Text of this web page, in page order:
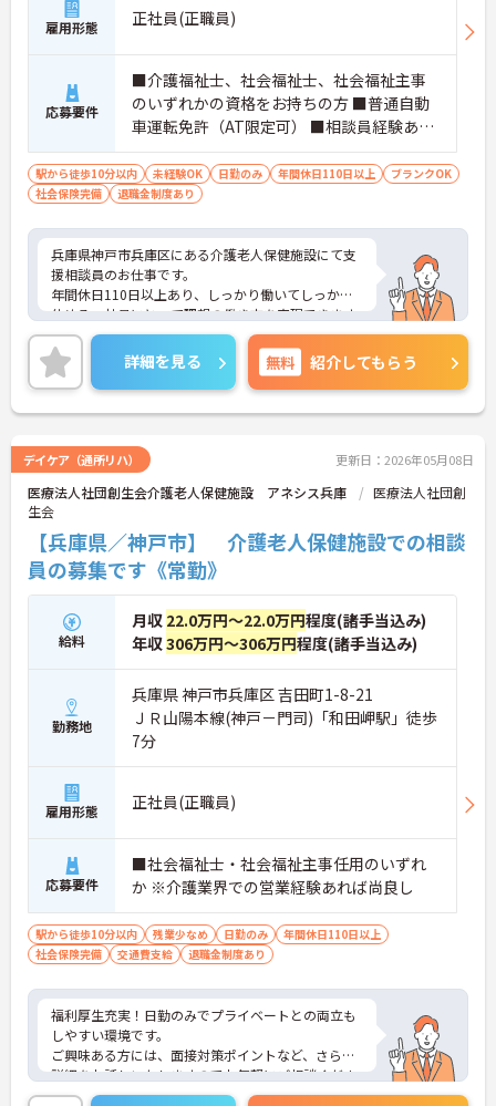
雇用形態 正社員(正職員)
応募要件
■介護福祉士、社会福祉士、社会福祉主事
のいずれかの資格をお持ちの方 ■普通自動
車運転免許（AT限定可） ■相談員経験あれ
ば尚良し ■ブランクのある方OK ■介護業界
で営業経験のある方歓迎
駅から徒歩10分以内 未経験OK 日勤のみ 年間休日110日以上
ブランクOK
社会保険完備
退職金制度あり
兵庫県神戸市兵庫区にある介護老人保健施設にて支
援相談員のお仕事です。
年間休日110日以上あり、しっかり働いてしっかり
休める、社員にとって理想の働き方を実現できます
♪
ご興味ある方には、面接対策ポイントなど、さらに
詳細をお話しいたしますのでお気軽にご相談くださ
い。
詳細を見る 無料 紹介してもらう
デイケア（通所リハ） 更新日：2026年05月08日
医療法人社団創生会介護老人保健施設 アネシス兵庫
医療法人社団創
生会
【兵庫県／神戸市】 介護老人保健施設での相談
員の募集です《常勤》
給料
月収 22.0万円～22.0万円程度(諸手当込み)
年収306万円～306万円程度(諸手当込み)
勤務地
兵庫県 神戸市兵庫区 吉田町1-8-21
ＪＲ山陽本線(神戸－門司)「和田岬駅」徒歩
7分
雇用形態 正社員(正職員)
応募要件
■社会福祉士・社会福祉主事任用のいずれ
か ※介護業界での営業経験あれば尚良し
駅から徒歩10分以内 残業少なめ 日勤のみ
年間休日110日以上
社会保険完備
交通費支給 退職金制度あり
福利厚生充実！日勤のみでプライベートとの両立も
しやすい環境です。
ご興味ある方には、面接対策ポイントなど、さらに
詳細をお話しいたしますのでお気軽にご相談くださ
い。